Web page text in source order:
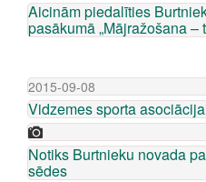
Aicinām piedalīties
pasākumā „Mājražošana –
2015-09-08
Vidzemes sporta
Notiks Burtnieku novada
sēdes